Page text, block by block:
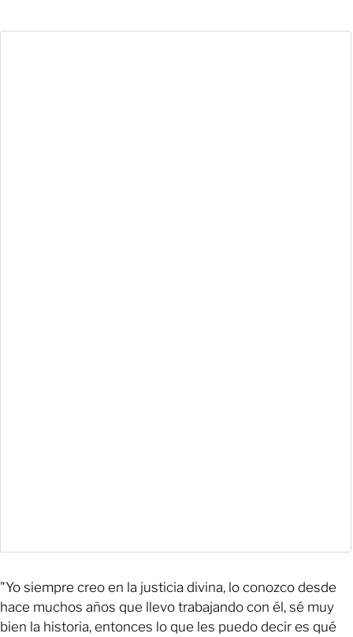
"Yo siempre creo en la justicia divina, lo conozco desde
hace muchos años que llevo trabajando con él, sé muy
bien la historia, entonces lo que les puedo decir es qué